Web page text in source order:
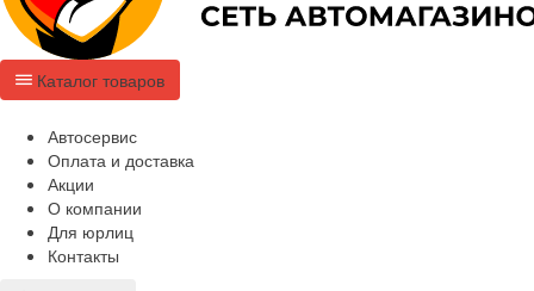
Каталог товаров
Автосервис
Оплата и доставка
Акции
О компании
Для юрлиц
Контакты